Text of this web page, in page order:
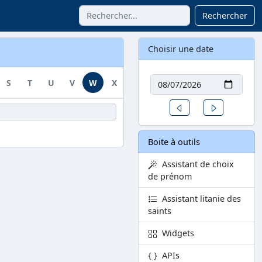
Rechercher
S T U V W X Z
Choisir une date
Date
Un jour avant
Boite à outils
Assistant de choix
de prénom
Assistant litanie des
saints
Widgets
APIs